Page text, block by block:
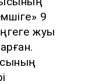
9
жуық